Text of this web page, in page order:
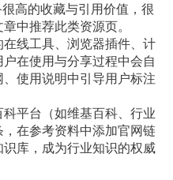
高的收藏与引用价值，很
中推荐此类资源页。
线工具、浏览器插件、计
在使用与分享过程中会自
使用说明中引导用户标注
科平台（如维基百科、行业
在参考资料中添加官网链
库，成为行业知识的权威